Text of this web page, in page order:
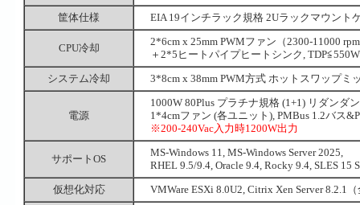
筐体仕様
EIA 19インチラック規格 2Uラックマウント
CPU冷却
2*6cm x 25mm PWMファン（2300-11000
＋2*5ヒートパイプヒートシンク, TDP≦550W
システム冷却
3*8cm x 38mm PWM方式 ホットスワップミ
電源
1000W 80Plus プラチナ規格 (1+1) リダンダ
1*4cmファン (各ユニット), PMBus 1.2バス
※200-240Vac入力時1200W出力
サポートOS
MS-Windows 11, MS-Windows Server 2025,
RHEL 9.5/9.4, Oracle 9.4, Rocky 9.4, SLES 15
仮想化対応
VMWare ESXi 8.0U2, Citrix Xen Server 8.2.1